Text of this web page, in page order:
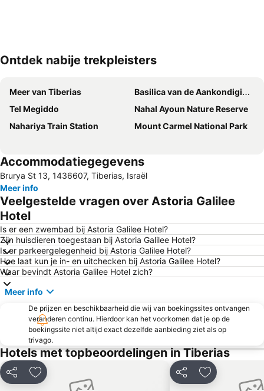
Kaart uitvouwen
Ontdek nabije trekpleisters
Meer van Tiberias
Basilica van de Aankondiging of Annunciatie
Tel Megiddo
Nahal Ayoun Nature Reserve
Nahariya Train Station
Mount Carmel National Park
Accommodatiegegevens
Brurya St 13, 1436607, Tiberias, Israël
Meer info
Veelgestelde vragen over Astoria Galilee
Hotel
Is er een zwembad bij Astoria Galilee Hotel?
Zijn huisdieren toegestaan bij Astoria Galilee Hotel?
Is er parkeergelegenheid bij Astoria Galilee Hotel?
Hoe laat kun je in- en uitchecken bij Astoria Galilee Hotel?
Waar bevindt Astoria Galilee Hotel zich?
Meer info
De prijzen en beschikbaarheid die wij van boekingssites ontvangen
veranderen continu. Hierdoor kan het voorkomen dat je op de
boekingssite niet altijd exact dezelfde aanbieding ziet als op
trivago.
Hotels met topbeoordelingen in Tiberias
Delen Toevoegen aan favorieten Delen Toevoegen